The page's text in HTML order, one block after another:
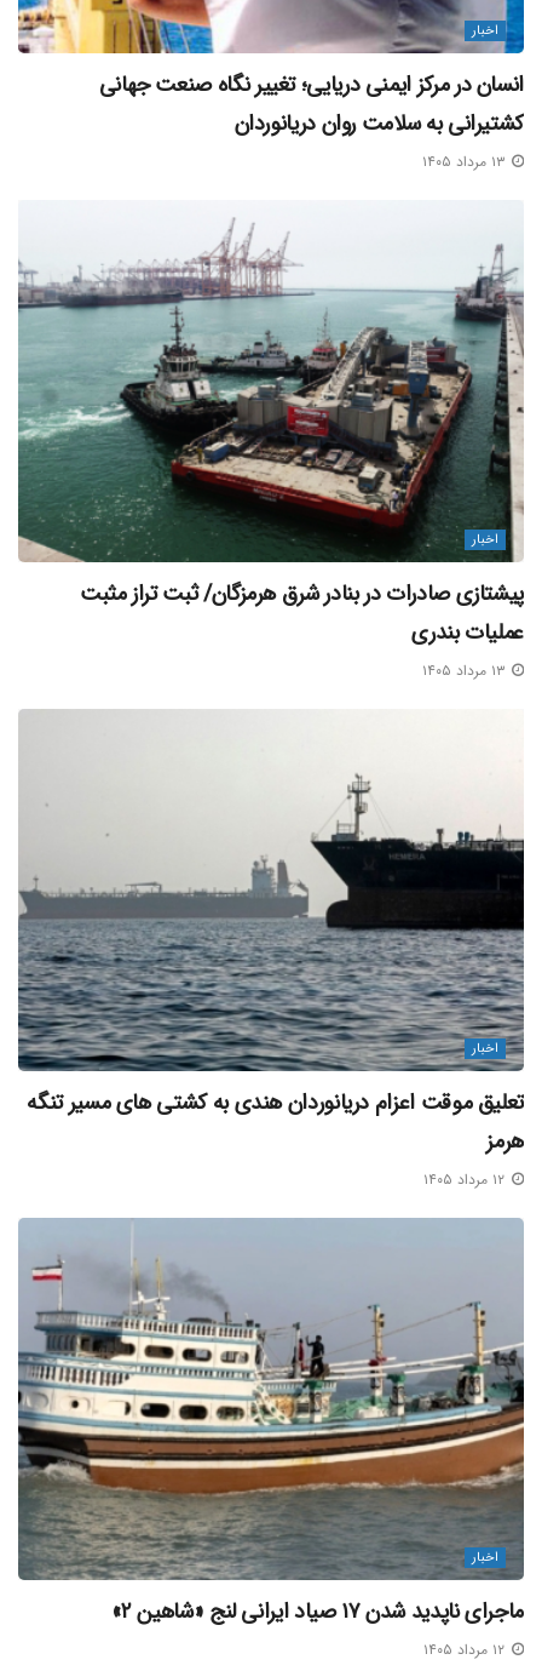
اخبار
انسان در مرکز ایمنی دریایی؛ تغییر نگاه صنعت جهانی
کشتیرانی به سلامت روان دریانوردان
اخبار
پیشتازی صادرات در بنادر شرق هرمزگان/ ثبت تراز مثبت
عملیات بندری
اخبار
تعلیق موقت اعزام دریانوردان هندی به کشتی‌ های مسیر تنگه
هرمز
اخبار
ماجرای ناپدید شدن ۱۷ صیاد ایرانی لنج «شاهین ۲»